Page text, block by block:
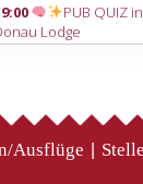
PUB QUIZ
Lodge
Ausflüge